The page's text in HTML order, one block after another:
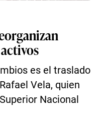
es el traslado
Vela, quien
Nacional